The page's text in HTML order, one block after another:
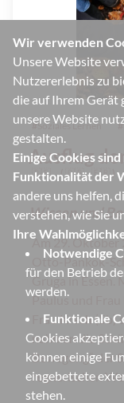
Wir verwenden
Unsere Website
Nutzererlebnis zu
die auf Ihrem Gerät
unsere Website
gestalten.
Einige Cookies
Funktionalität der
andere uns helfen,
verstehen, wie Sie
Ihre
Notwendige
für den Betrieb
werden.
Funktionale
Cookies
können einige
eingebettete
stehen.
#Soziales Lernen #
Ausflug
🇩🇪 ( 🇬🇧, 🇫🇷 )
Wissen und
Am 29. Oktober
Otto-Pankok-
Gruga in Essen.
Paulus und Frau
Frau Krach
nahmen die
Bewegung“ der
regnerischen